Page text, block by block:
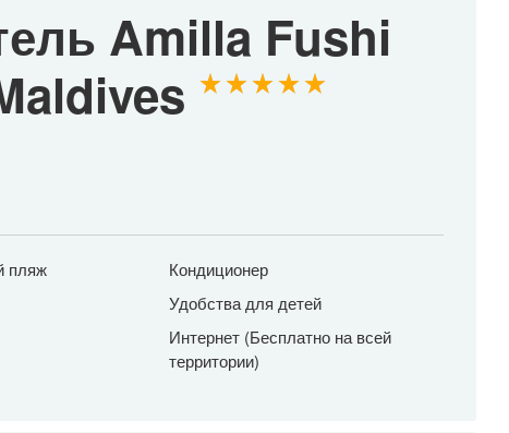
Amilla Fushi
пляж
Кондиционер
Удобства для детей
Интернет (Бесплатно на всей
территории)